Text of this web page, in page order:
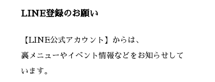
LINE登録のお願い
【LINE公式アカウント】からは、
裏メニューやイベント情報などをお知らせして
います。